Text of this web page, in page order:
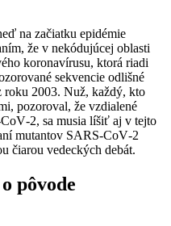
na začiatku epidémie
že v nekódujúcej oblasti
koronavírusu, ktorá riadi
sekvencie odlišné
roku 2003. Nuž, každý, kto
pozoroval, že vzdialené
sa musia líšiť aj v tejto
mutantov SARS‑CoV‑2
čiarou vedeckých debát.
pôvode